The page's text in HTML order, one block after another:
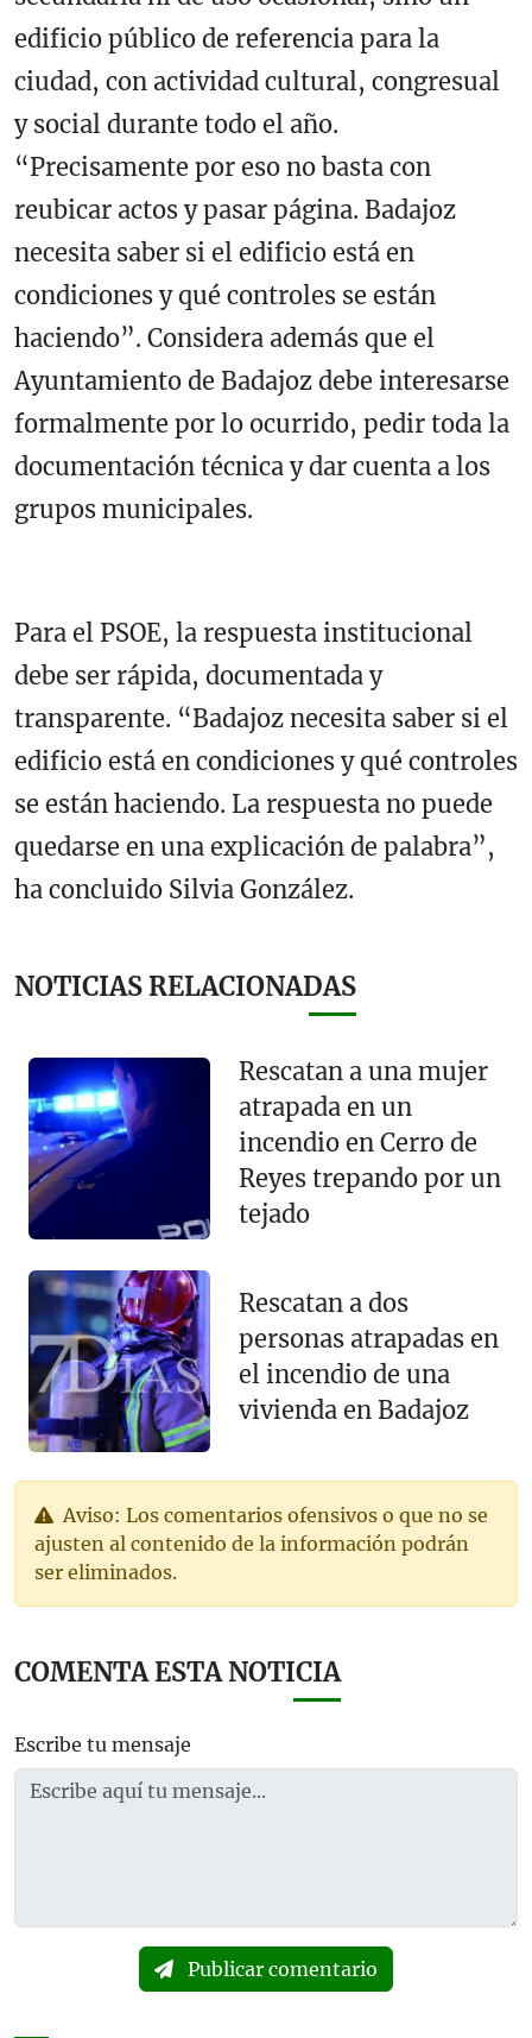
edificio público de referencia para la
ciudad, con actividad cultural, congresual
y social durante todo el año.
“Precisamente por eso no basta con
reubicar actos y pasar página. Badajoz
necesita saber si el edificio está en
condiciones y qué controles se están
haciendo”. Considera además que el
Ayuntamiento de Badajoz debe interesarse
formalmente por lo ocurrido, pedir toda la
documentación técnica y dar cuenta a los
grupos municipales.
Para el PSOE, la respuesta institucional
debe ser rápida, documentada y
transparente. “Badajoz necesita saber si el
edificio está en condiciones y qué controles
se están haciendo. La respuesta no puede
quedarse en una explicación de palabra”,
ha concluido Silvia González.
NOTICIAS RELACIONADAS
Rescatan a una mujer
atrapada en un
incendio en Cerro de
Reyes trepando por un
tejado
Rescatan a dos
personas atrapadas en
el incendio de una
vivienda en Badajoz
Aviso: Los comentarios ofensivos o que no se
ajusten al contenido de la información podrán
ser eliminados.
COMENTA ESTA NOTICIA
Escribe tu mensaje
Publicar comentario